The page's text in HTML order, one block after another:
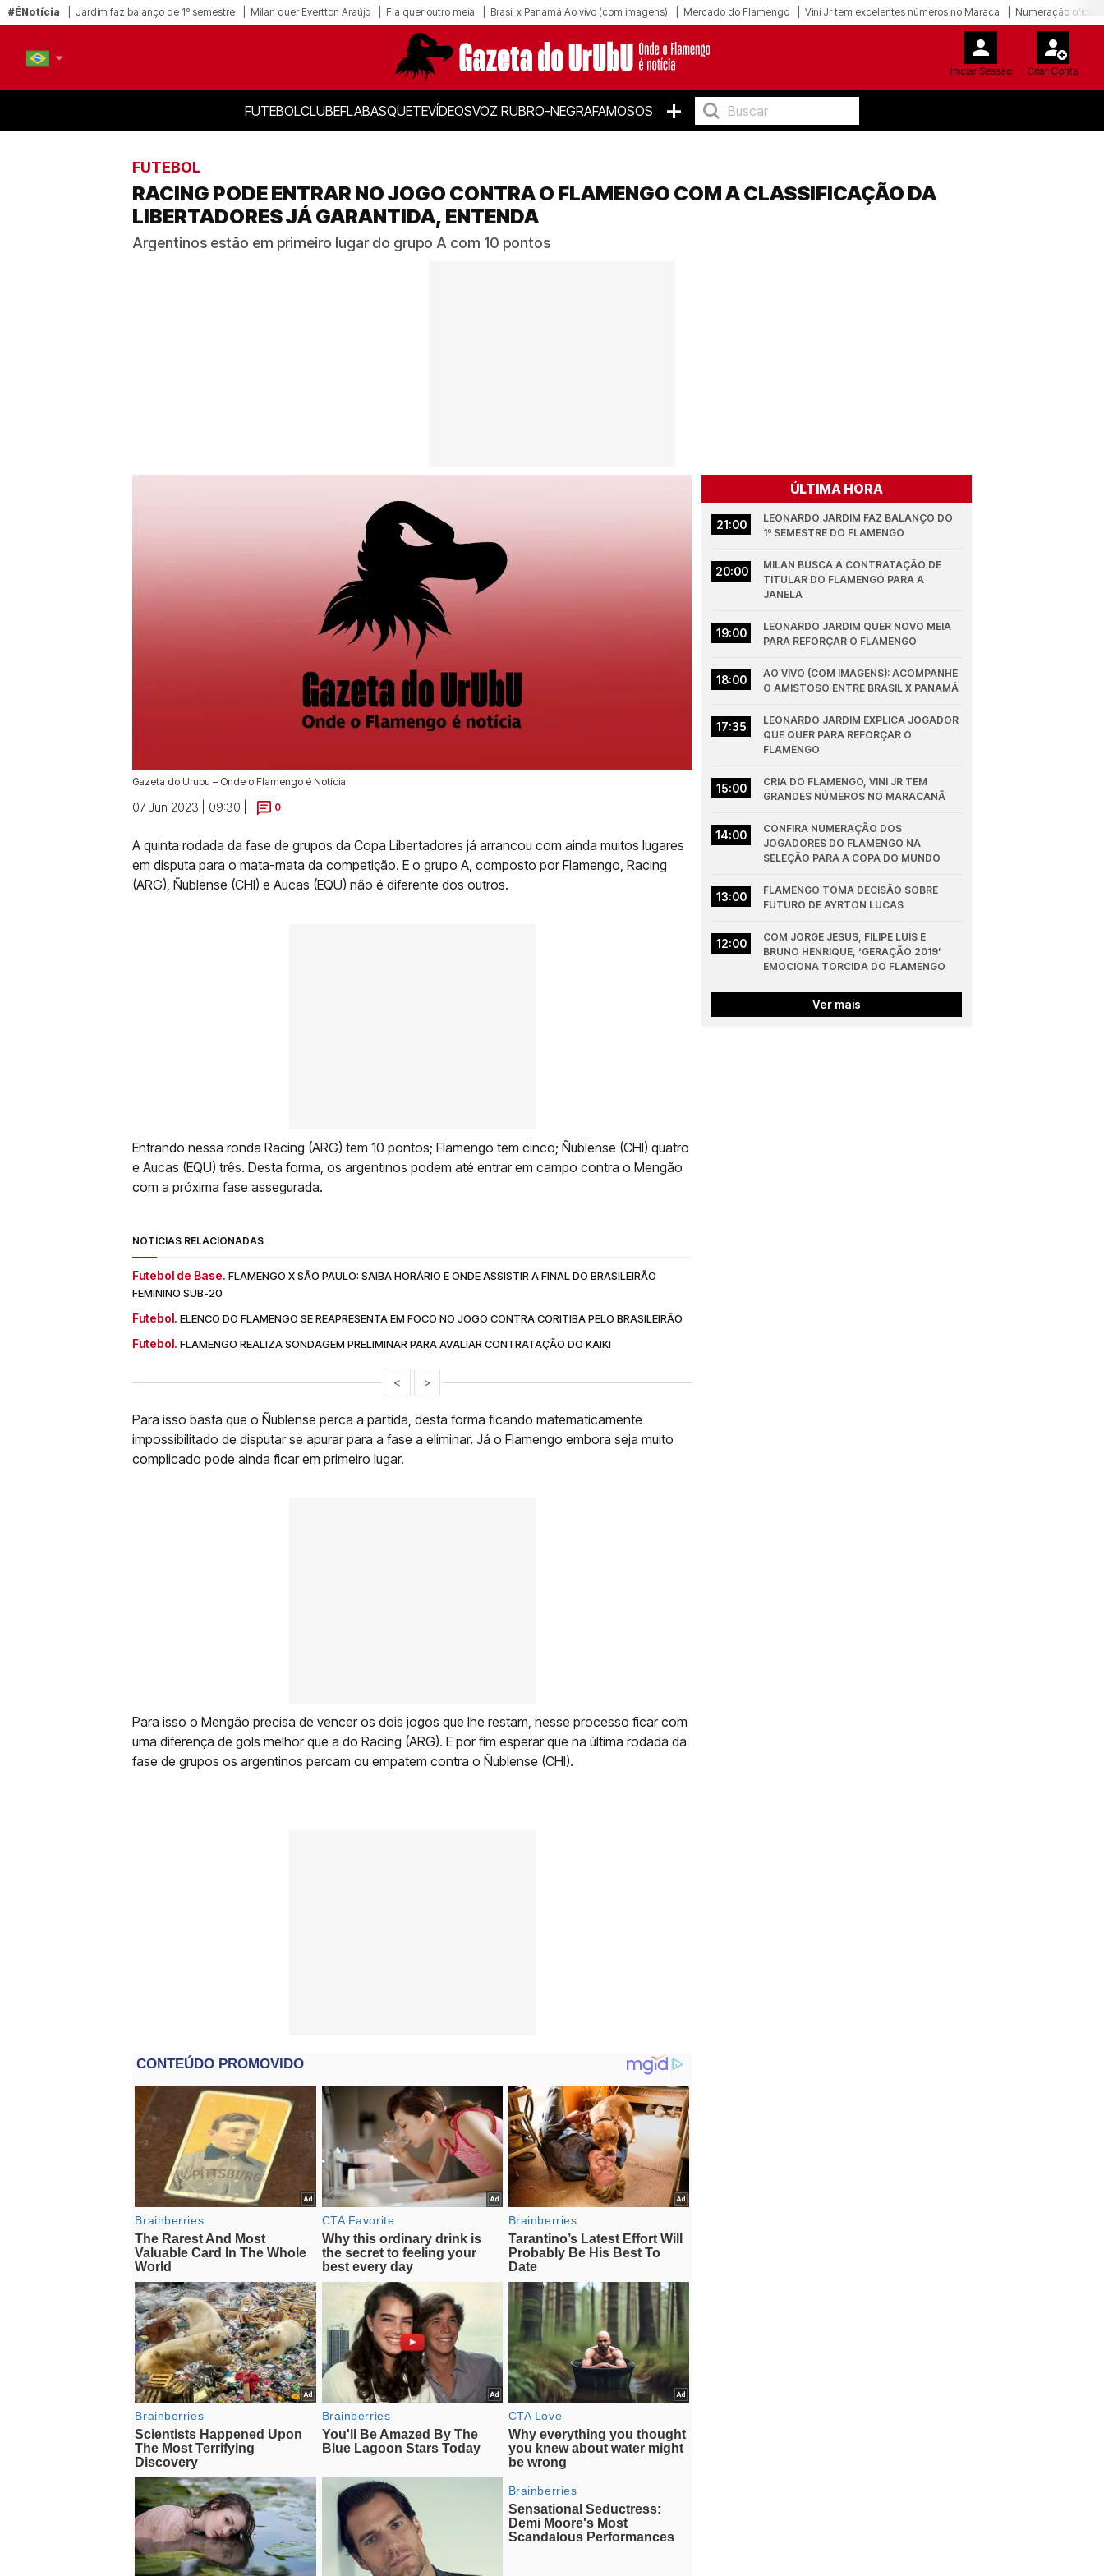
#ÉNotícia Jardim faz balanço de 1º semestre Milan quer Evertton Araújo Fla quer outro meia Brasil x Panamá Ao vivo (com imagens) Mercado do Flamengo Vini Jr tem excelentes números no Maraca Numeração oficial
Iniciar Sessão Criar Conta
FUTEBOLCLUBEFLABASQUETEVÍDEOSVOZ RUBRO-NEGRAFAMOSOS +
FUTEBOL
RACING PODE ENTRAR NO JOGO CONTRA O FLAMENGO COM A CLASSIFICAÇÃO DA
LIBERTADORES JÁ GARANTIDA, ENTENDA
Argentinos estão em primeiro lugar do grupo A com 10 pontos
Gazeta do Urubu – Onde o Flamengo é Notícia
07 Jun 2023 | 09:30 | 0
A quinta rodada da fase de grupos da Copa Libertadores já arrancou com ainda muitos lugares
em disputa para o mata-mata da competição. E o grupo A, composto por Flamengo, Racing
(ARG), Ñublense (CHI) e Aucas (EQU) não é diferente dos outros.
Entrando nessa ronda Racing (ARG) tem 10 pontos; Flamengo tem cinco; Ñublense (CHI) quatro
e Aucas (EQU) três. Desta forma, os argentinos podem até entrar em campo contra o Mengão
com a próxima fase assegurada.
NOTÍCIAS RELACIONADAS
Futebol de Base. FLAMENGO X SÃO PAULO: SAIBA HORÁRIO E ONDE ASSISTIR A FINAL DO BRASILEIRÃO
FEMININO SUB-20
Futebol. ELENCO DO FLAMENGO SE REAPRESENTA EM FOCO NO JOGO CONTRA CORITIBA PELO BRASILEIRÃO
Futebol. FLAMENGO REALIZA SONDAGEM PRELIMINAR PARA AVALIAR CONTRATAÇÃO DO KAIKI
< >
Para isso basta que o Ñublense perca a partida, desta forma ficando matematicamente
impossibilitado de disputar se apurar para a fase a eliminar. Já o Flamengo embora seja muito
complicado pode ainda ficar em primeiro lugar.
Para isso o Mengão precisa de vencer os dois jogos que lhe restam, nesse processo ficar com
uma diferença de gols melhor que a do Racing (ARG). E por fim esperar que na última rodada da
fase de grupos os argentinos percam ou empatem contra o Ñublense (CHI).
ÚLTIMA HORA
21:00
LEONARDO JARDIM FAZ BALANÇO DO
1º SEMESTRE DO FLAMENGO
20:00
MILAN BUSCA A CONTRATAÇÃO DE
TITULAR DO FLAMENGO PARA A
JANELA
19:00
LEONARDO JARDIM QUER NOVO MEIA
PARA REFORÇAR O FLAMENGO
18:00
AO VIVO (COM IMAGENS): ACOMPANHE
O AMISTOSO ENTRE BRASIL X PANAMÁ
17:35
LEONARDO JARDIM EXPLICA JOGADOR
QUE QUER PARA REFORÇAR O
FLAMENGO
15:00
CRIA DO FLAMENGO, VINI JR TEM
GRANDES NÚMEROS NO MARACANÃ
14:00
CONFIRA NUMERAÇÃO DOS
JOGADORES DO FLAMENGO NA
SELEÇÃO PARA A COPA DO MUNDO
13:00
FLAMENGO TOMA DECISÃO SOBRE
FUTURO DE AYRTON LUCAS
12:00
COM JORGE JESUS, FILIPE LUÍS E
BRUNO HENRIQUE, ‘GERAÇÃO 2019’
EMOCIONA TORCIDA DO FLAMENGO
Ver mais